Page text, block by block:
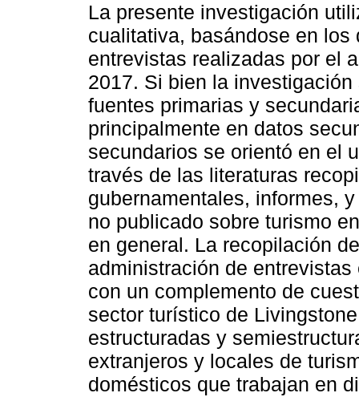
La presente investigación
cualitativa, basándose en
entrevistas realizadas por el
2017. Si bien la
fuentes primarias y
principalmente en datos
secundarios se orientó en el
través de las literaturas
gubernamentales, informes,
no publicado sobre turismo
en general. La recopilación
administración de
con un complemento de
sector turístico de
estructuradas y
extranjeros y locales de
domésticos que trabajan en